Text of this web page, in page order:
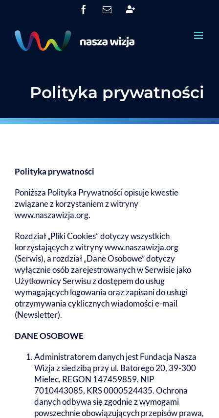
FacebookEmailSystem
(SOP)
Polityka prywatności
Polityka prywatności
Poniższa Polityka Prywatności opisuje kwestie
związane z korzystaniem z witryny
www.naszawizja.org.
Rozdział „Pliki Cookies” dotyczy wszystkich
korzystających z witryny www.naszawizja.org
(Serwis), a rozdział „Dane Osobowe” dotyczy
wyłącznie osób zarejestrowanych w Serwisie jako
Użytkownicy Serwisu z dostępem do usług
wymagających logowania oraz zapisani do usługi
otrzymywania cyklicznych wiadomości e-mail
(Newsletter).
DANE OSOBOWE
Administratorem danych jest Fundacja Nasza
Wizja z siedzibą przy ul. Batorego 20, 39-300
Mielec, REGON 147459859, NIP
7010443085, KRS 0000524435. Ochrona
danych odbywa się zgodnie z wymogami
powszechnie obowiązujących przepisów prawa,